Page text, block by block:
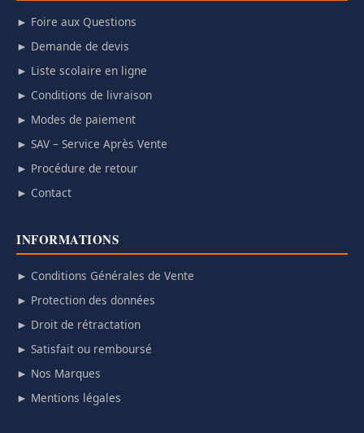
► Foire aux Questions
► Demande de devis
► Liste scolaire en ligne
► Conditions de livraison
► Modes de paiement
► SAV – Service Après Vente
► Procédure de retour
► Contact
INFORMATIONS
► Conditions Générales de Vente
► Protection des données
► Droit de rétractation
► Satisfait ou remboursé
► Nos Marques
► Mentions légales